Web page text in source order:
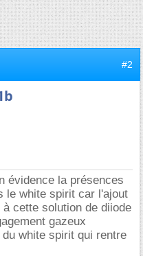
#2
évidence la présences
le white spirit car l'ajout
cette solution de diiode
gazeux
white spirit qui rentre